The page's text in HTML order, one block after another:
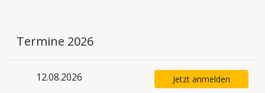
Termine 2026
12.08.2026 Jetzt anmelden